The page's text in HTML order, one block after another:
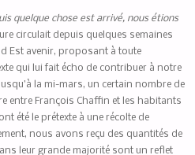
quelque chose est arrivé, nous étions
circulait depuis quelques semaines
Est avenir, proposant à toute
qui lui fait écho de contribuer à notre
la mi-mars, un certain nombre de
entre François Chaffin et les habitants
été le prétexte à une récolte de
nous avons reçu des quantités de
leur grande majorité sont un reflet